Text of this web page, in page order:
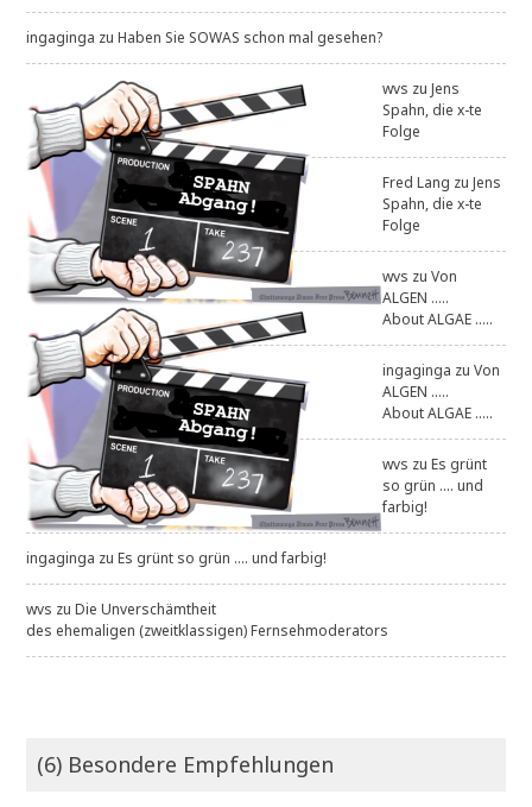
ingaginga zuHaben Sie SOWAS schon mal gesehen?
wvs zuJens
Spahn, die x-te
Folge
Fred Lang zuJens
Spahn, die x-te
Folge
wvs zuVon
ALGEN .....
About ALGAE .....
ingaginga zuVon
ALGEN .....
About ALGAE .....
wvs zuEs grünt
so grün .... und
farbig!
ingaginga zuEs grünt so grün .... und farbig!
wvs zuDie Unverschämtheit
des ehemaligen (zweitklassigen) Fernsehmoderators
(6) Besondere Empfehlungen